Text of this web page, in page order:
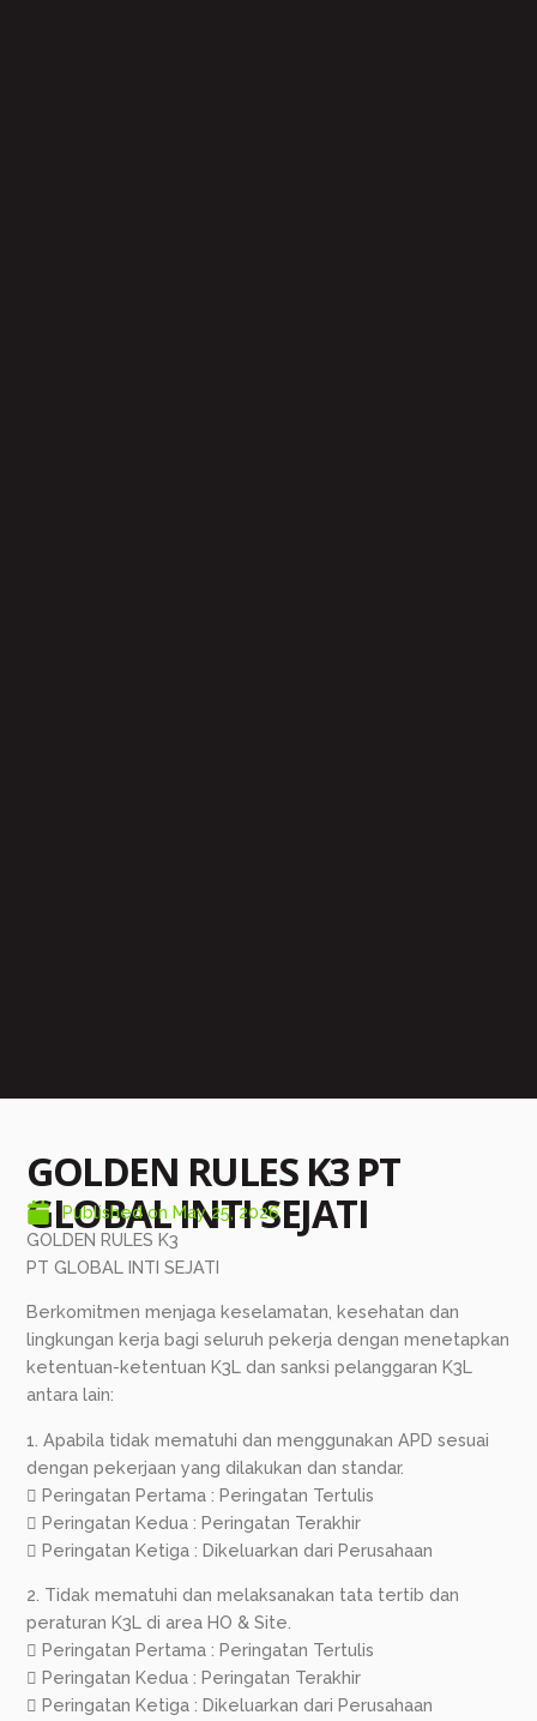
GOLDEN RULES K3 PT
GLOBAL INTI SEJATI
Published on May 25, 2026
GOLDEN RULES K3
PT GLOBAL INTI SEJATI
Berkomitmen menjaga keselamatan, kesehatan dan
lingkungan kerja bagi seluruh pekerja dengan menetapkan
ketentuan-ketentuan K3L dan sanksi pelanggaran K3L
antara lain:
1. Apabila tidak mematuhi dan menggunakan APD sesuai
dengan pekerjaan yang dilakukan dan standar.
 Peringatan Pertama : Peringatan Tertulis
 Peringatan Kedua : Peringatan Terakhir
 Peringatan Ketiga : Dikeluarkan dari Perusahaan
2. Tidak mematuhi dan melaksanakan tata tertib dan
peraturan K3L di area HO & Site.
 Peringatan Pertama : Peringatan Tertulis
 Peringatan Kedua : Peringatan Terakhir
 Peringatan Ketiga : Dikeluarkan dari Perusahaan